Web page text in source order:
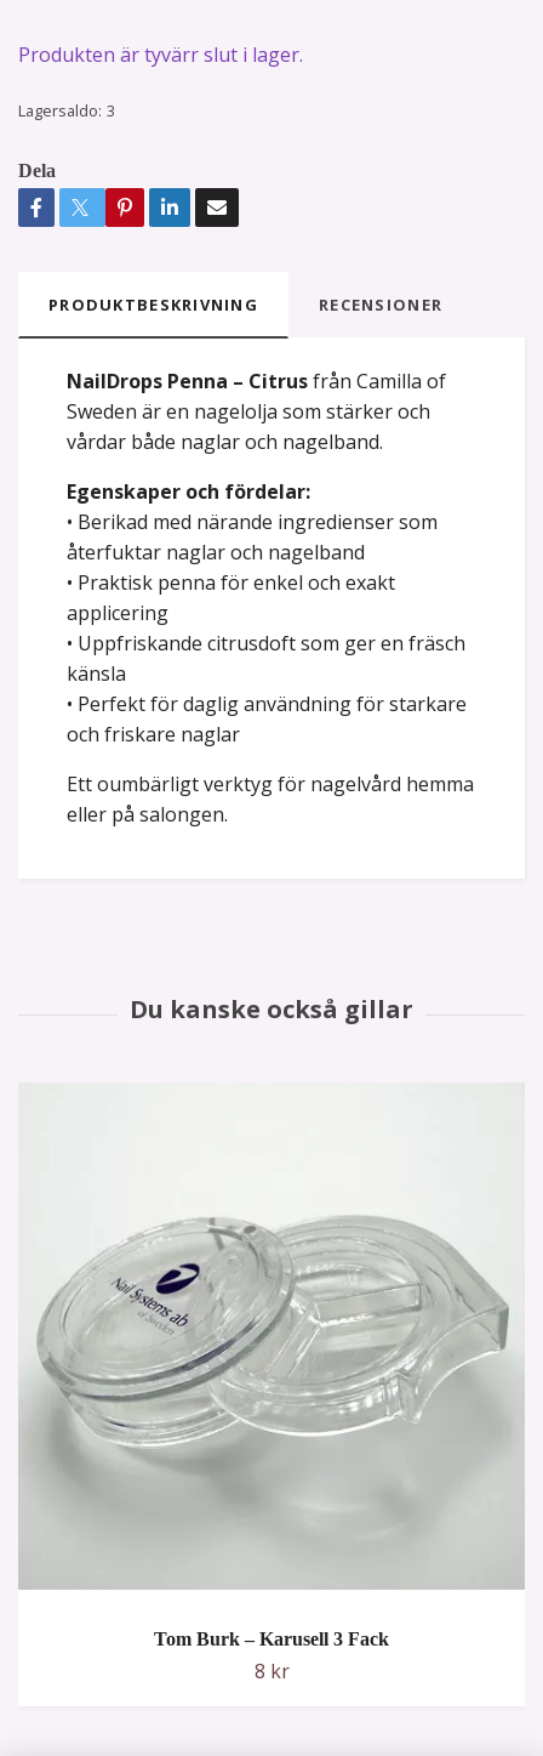
Produkten är tyvärr slut i lager.
Lagersaldo: 3
Dela
PRODUKTBESKRIVNING RECENSIONER
NailDrops Penna – Citrusfrån Camilla of
Sweden är en nagelolja som stärker och
vårdar både naglar och nagelband.
Egenskaper och fördelar:
• Berikad med närande ingredienser som
återfuktar naglar och nagelband
• Praktisk penna för enkel och exakt
applicering
• Uppfriskande citrusdoft som ger en fräsch
känsla
• Perfekt för daglig användning för starkare
och friskare naglar
Ett oumbärligt verktyg för nagelvård hemma
eller på salongen.
Tom Burk – Karusell 3 Fack
8 kr